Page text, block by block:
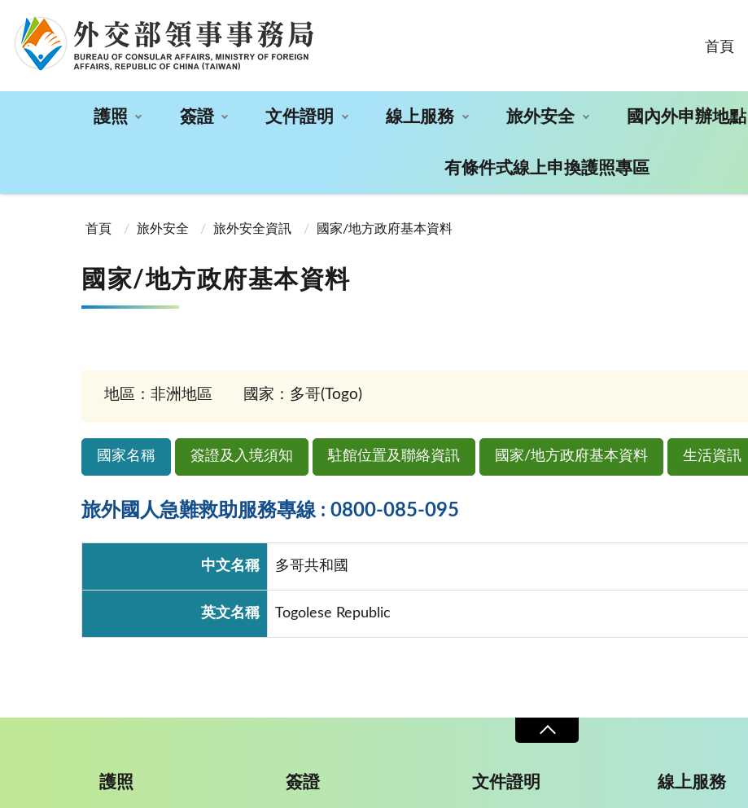
首頁
護照 簽證 文件證明 線上服務 旅外安全 國內外申辦地點
有條件式線上申換護照專區
首頁
旅外安全 旅外安全資訊 國家/地方政府基本資料
國家/地方政府基本資料
地區：非洲地區 國家：多哥(Togo)
國家名稱 簽證及入境須知 駐館位置及聯絡資訊 國家/地方政府基本資料 生活資訊
旅外國人急難救助服務專線 : 0800-085-095
中文名稱 多哥共和國
英文名稱 Togolese Republic
護照 簽證 文件證明 線上服務